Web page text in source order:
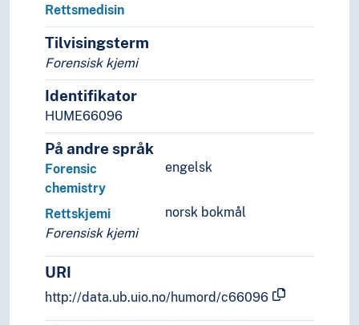
Rettsmedisin
Tilvisingsterm
Forensisk kjemi
Identifikator
HUME66096
På andre språk
engelsk
Forensic
chemistry
norsk bokmål
Rettskjemi
Forensisk kjemi
URI
http://data.ub.uio.no/humord/c66096